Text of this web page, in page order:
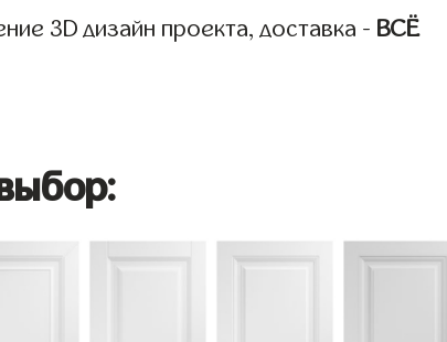
3D дизайн проекта, доставка - ВСЁ